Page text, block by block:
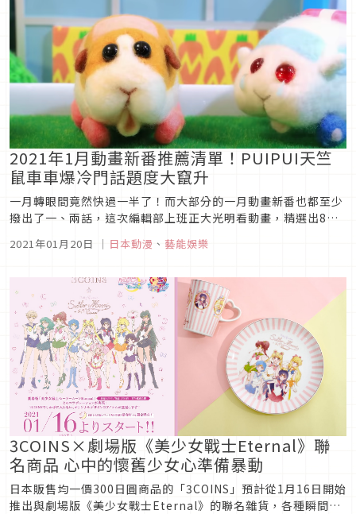
2021年1月動畫新番推薦清單！PUIPUI天竺
鼠車車爆冷門話題度大竄升
一月轉眼間竟然快過一半了！而大部分的一月動畫新番也都至少
撥出了一、兩話，這次編輯部上班正大光明看動畫，精選出8部
家這次絕對要看到最後，順便認識本季黑馬霸權作品《PUIPUI
2021年01月20日 ｜ 日本動漫 、 藝能娛樂
3COINS×劇場版《美少女戰士Eternal》聯
名商品 心中的懷舊少女心準備暴動
日本販售均一價300日圓商品的「3COINS」預計從1月16日開始
推出與劇場版《美少女戰士Eternal》的聯名雜貨，各種瞬間喚